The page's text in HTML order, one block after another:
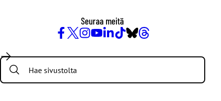
Seuraa meitä
/
Twitter
Search: